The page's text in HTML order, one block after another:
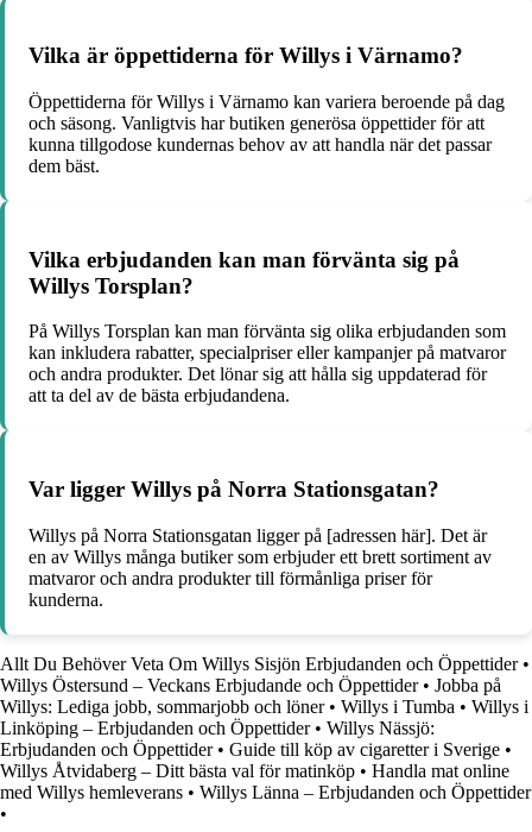
Vilka är öppettiderna för Willys i Värnamo?
Öppettiderna för Willys i Värnamo kan variera beroende på dag
och säsong. Vanligtvis har butiken generösa öppettider för att
kunna tillgodose kundernas behov av att handla när det passar
dem bäst.
Vilka erbjudanden kan man förvänta sig på
Willys Torsplan?
På Willys Torsplan kan man förvänta sig olika erbjudanden som
kan inkludera rabatter, specialpriser eller kampanjer på matvaror
och andra produkter. Det lönar sig att hålla sig uppdaterad för
att ta del av de bästa erbjudandena.
Var ligger Willys på Norra Stationsgatan?
Willys på Norra Stationsgatan ligger på [adressen här]. Det är
en av Willys många butiker som erbjuder ett brett sortiment av
matvaror och andra produkter till förmånliga priser för
kunderna.
Allt Du Behöver Veta Om Willys Sisjön Erbjudanden och Öppettider•
Willys Östersund – Veckans Erbjudande och Öppettider• Jobba på
Willys: Lediga jobb, sommarjobb och löner• Willys i Tumba • Willys i
Linköping – Erbjudanden och Öppettider• Willys Nässjö:
Erbjudanden och Öppettider• Guide till köp av cigaretter i Sverige •
Willys Åtvidaberg – Ditt bästa val för matinköp • Handla mat online
med Willys hemleverans • Willys Länna – Erbjudanden och Öppettider
•